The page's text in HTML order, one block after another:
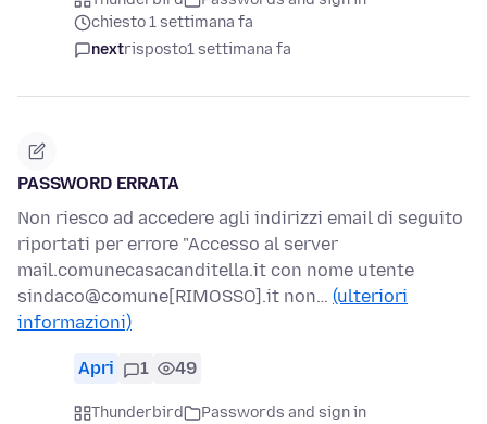
chiesto 1 settimana fa
nextrisposto1 settimana fa
PASSWORD ERRATA
Non riesco ad accedere agli indirizzi email di seguito
riportati per errore "Accesso al server
mail.comunecasacanditella.it con nome utente
sindaco@comune[RIMOSSO].it non… (ulteriori
informazioni)
Apri 1 49
Thunderbird
Passwords and sign in